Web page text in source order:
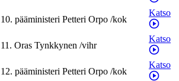
10. pääministeri Petteri Orpo /kok
Katso
11. Oras Tynkkynen /vihr
Katso
12. pääministeri Petteri Orpo /kok
Katso